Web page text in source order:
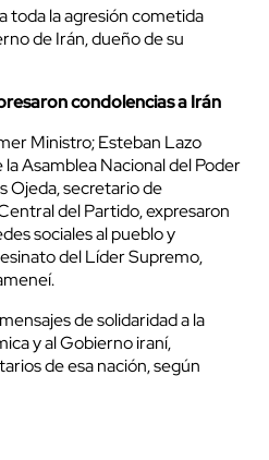
toda la agresión cometida
de Irán, dueño de su
condolencias a Irán
Ministro; Esteban Lazo
Asamblea Nacional del Poder
Ojeda, secretario de
del Partido, expresaron
sociales al pueblo y
del Líder Supremo,
de solidaridad a la
y al Gobierno iraní,
de esa nación, según